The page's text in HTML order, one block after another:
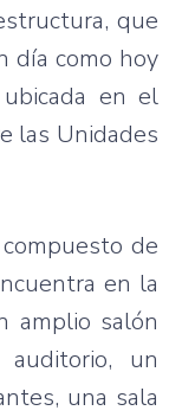
que
día como hoy
en el
las Unidades
de
en la
amplio salón
un
una sala